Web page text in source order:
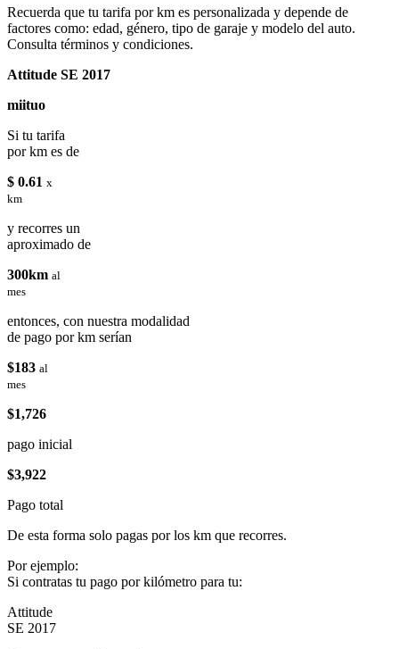
Recuerda que tu tarifa por km es personalizada y depende de
factores como: edad, género, tipo de garaje y modelo del auto.
Consulta términos y condiciones.
Attitude SE 2017
miituo
Si tu tarifa
por km es de
$ 0.61 x
km
y recorres un
aproximado de
300km al
mes
entonces, con nuestra modalidad
de pago por km serían
$183 al
mes
$1,726
pago inicial
$3,922
Pago total
De esta forma solo pagas por los km que recorres.
Por ejemplo:
Si contratas tu pago por kilómetro para tu:
Attitude
SE 2017